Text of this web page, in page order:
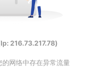
216.73.217.78)
的网络中存在异常流量